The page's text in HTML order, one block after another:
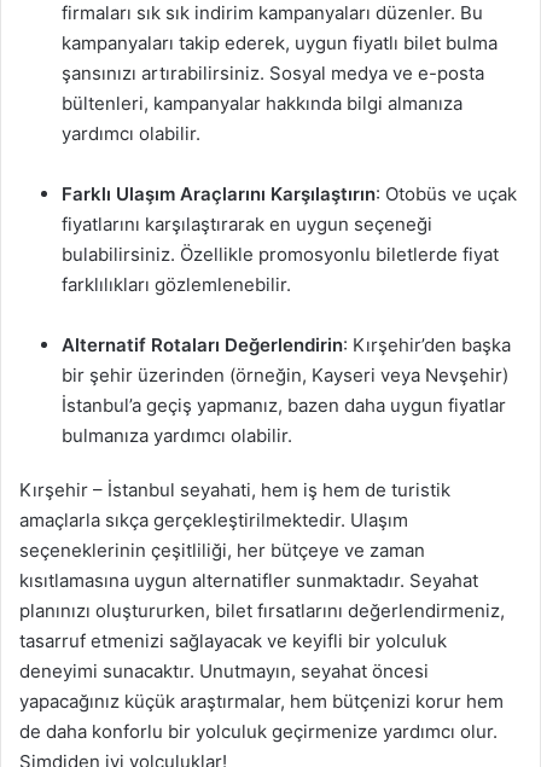
firmaları sık sık indirim kampanyaları düzenler. Bu
kampanyaları takip ederek, uygun fiyatlı bilet bulma
şansınızı artırabilirsiniz. Sosyal medya ve e-posta
bültenleri, kampanyalar hakkında bilgi almanıza
yardımcı olabilir.
Farklı Ulaşım Araçlarını Karşılaştırın: Otobüs ve uçak
fiyatlarını karşılaştırarak en uygun seçeneği
bulabilirsiniz. Özellikle promosyonlu biletlerde fiyat
farklılıkları gözlemlenebilir.
Alternatif Rotaları Değerlendirin: Kırşehir’den başka
bir şehir üzerinden (örneğin, Kayseri veya Nevşehir)
İstanbul’a geçiş yapmanız, bazen daha uygun fiyatlar
bulmanıza yardımcı olabilir.
Kırşehir – İstanbul seyahati, hem iş hem de turistik
amaçlarla sıkça gerçekleştirilmektedir. Ulaşım
seçeneklerinin çeşitliliği, her bütçeye ve zaman
kısıtlamasına uygun alternatifler sunmaktadır. Seyahat
planınızı oluştururken, bilet fırsatlarını değerlendirmeniz,
tasarruf etmenizi sağlayacak ve keyifli bir yolculuk
deneyimi sunacaktır. Unutmayın, seyahat öncesi
yapacağınız küçük araştırmalar, hem bütçenizi korur hem
de daha konforlu bir yolculuk geçirmenize yardımcı olur.
Şimdiden iyi yolculuklar!